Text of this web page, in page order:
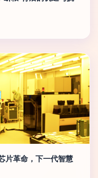
片革命，下一代智慧